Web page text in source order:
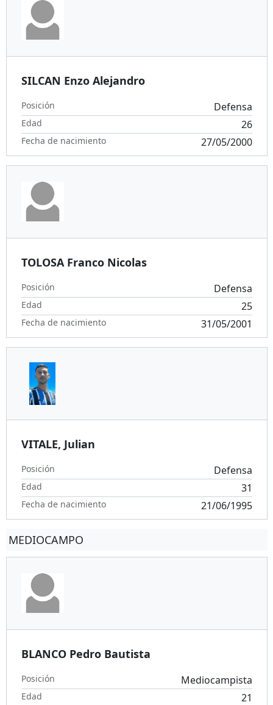
SILCAN Enzo Alejandro
Posición Defensa
Edad 26
Fecha de nacimiento 27/05/2000
TOLOSA Franco Nicolas
Posición Defensa
Edad 25
Fecha de nacimiento 31/05/2001
VITALE, Julian
Posición Defensa
Edad 31
Fecha de nacimiento 21/06/1995
MEDIOCAMPO
BLANCO Pedro Bautista
Posición Mediocampista
Edad 21